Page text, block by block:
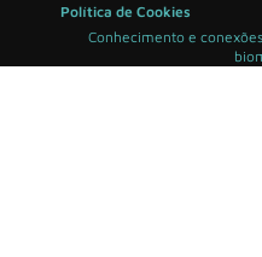
Conhecimento e
Política de Cookies